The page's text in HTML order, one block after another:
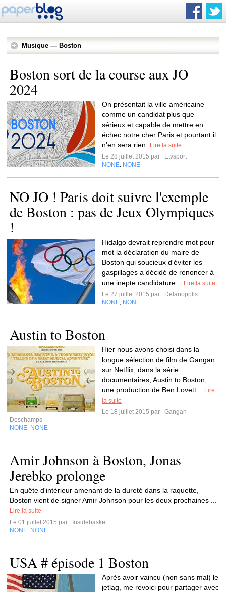
Musique — Boston
Boston sort de la course aux JO
2024
On présentait la ville américaine
comme un candidat plus que
sérieux et capable de mettre en
échec notre cher Paris et pourtant il
n’en sera rien.
Lire la suite
Le 28 juillet 2015 par
Etvsport
NONE NONE
NO JO ! Paris doit suivre l'exemple
de Boston : pas de Jeux Olympiques
!
Hidalgo devrait reprendre mot pour
mot la déclaration du maire de
Boston qui soucieux d'éviter les
gaspillages a décidé de renoncer à
une inepte candidature...
Lire la suite
Le 27 juillet 2015 par
Delanopolis
NONE NONE
Austin to Boston
Hier nous avons choisi dans la
longue sélection de film de Gangan
sur Netflix, dans la série
documentaires, Austin to Boston,
une production de Ben Lovett...
Lire
la suite
Le 18 juillet 2015 par
Gangan
Deschamps
NONE NONE
Amir Johnson à Boston, Jonas
Jerebko prolonge
En quête d'intérieur amenant de la dureté dans la raquette,
Boston vient de signer Amir Johnson pour les deux prochaines ...
Lire la suite
Le 01 juillet 2015 par
Insidebasket
NONE NONE
USA # épisode 1 Boston
Après avoir vaincu (non sans mal) le
jetlag, me revoici pour partager avec